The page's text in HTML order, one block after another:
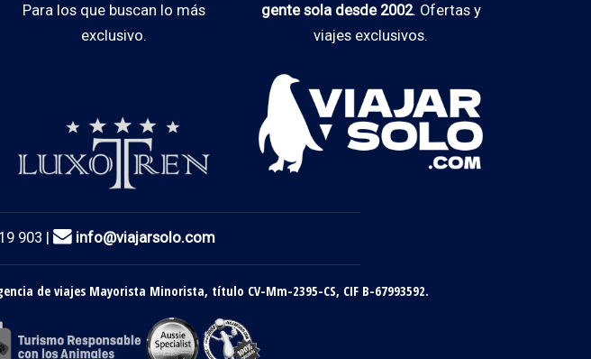
Para los que buscan lo más
exclusivo.
gente sola desde 2002. Ofertas y
viajes exclusivos.
903 | info@viajarsolo.com
de viajes Mayorista Minorista, título CV-Mm-2395-CS, CIF B-67993592.